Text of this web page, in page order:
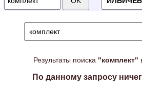
Результаты поиска "комплект"
По данному запросу